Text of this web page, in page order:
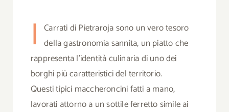
I Carrati di Pietraroja sono un vero tesoro
della gastronomia sannita, un piatto che
rappresenta l’identità culinaria di uno dei
borghi più caratteristici del territorio.
Questi tipici maccheroncini fatti a mano,
lavorati attorno a un sottile ferretto simile ai